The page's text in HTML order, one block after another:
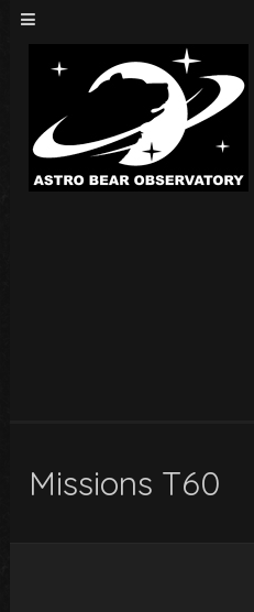
Missions T60